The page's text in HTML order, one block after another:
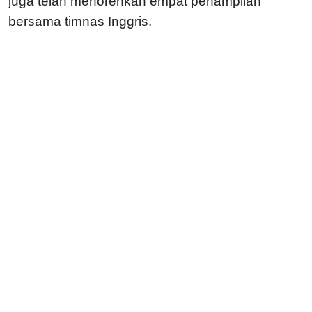
bersama timnas Inggris.